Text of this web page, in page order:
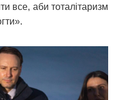
все, аби тоталітаризм